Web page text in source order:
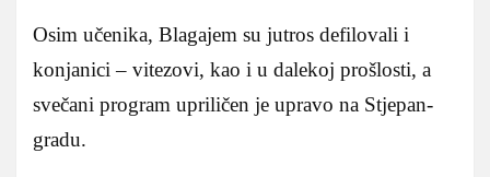
Osim učenika, Blagajem su jutros defilovali i
konjanici – vitezovi, kao i u dalekoj prošlosti, a
svečani program upriličen je upravo na Stjepan-
gradu.